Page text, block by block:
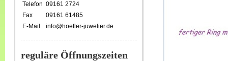
Telefon 09161 2724
Fax
09161 61485
E-Mail
info@hoefler-juwelier.de
reguläre Öffnungszeiten